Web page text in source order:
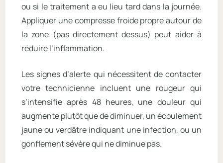
ou si le traitement a eu lieu tard dans la journée.
Appliquer une compresse froide propre autour de
la zone (pas directement dessus) peut aider à
réduire l’inflammation.
Les signes d’alerte qui nécessitent de contacter
votre technicienne incluent une rougeur qui
s’intensifie après 48 heures, une douleur qui
augmente plutôt que de diminuer, un écoulement
jaune ou verdâtre indiquant une infection, ou un
gonflement sévère qui ne diminue pas.